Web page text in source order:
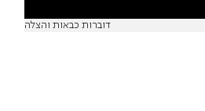
דוברות כבאות והצלה